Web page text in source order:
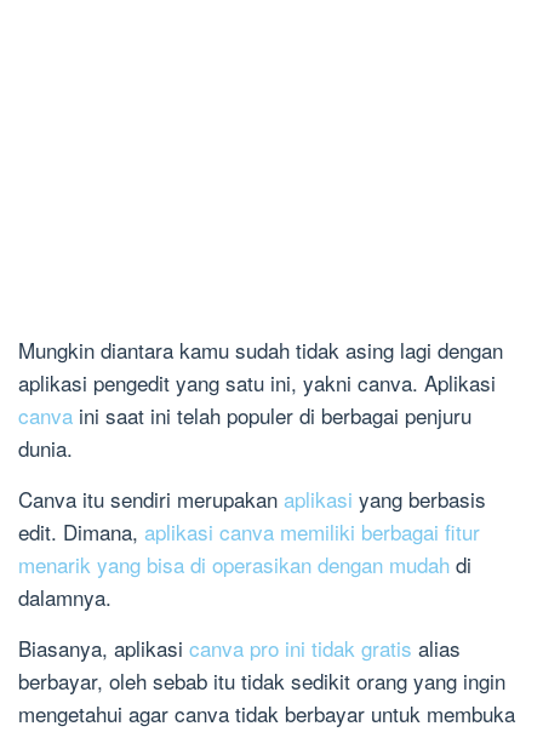
Mungkin diantara kamu sudah tidak asing lagi dengan
aplikasi pengedit yang satu ini, yakni canva. Aplikasi
canva ini saat ini telah populer di berbagai penjuru
dunia.
Canva itu sendiri merupakan aplikasi yang berbasis
edit. Dimana, aplikasi canva memiliki berbagai fitur
menarik yang bisa di operasikan dengan mudah di
dalamnya.
Biasanya, aplikasi canva pro ini tidak gratis alias
berbayar, oleh sebab itu tidak sedikit orang yang ingin
mengetahui agar canva tidak berbayar untuk membuka